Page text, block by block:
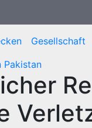
Gesellschaft
Pakistan